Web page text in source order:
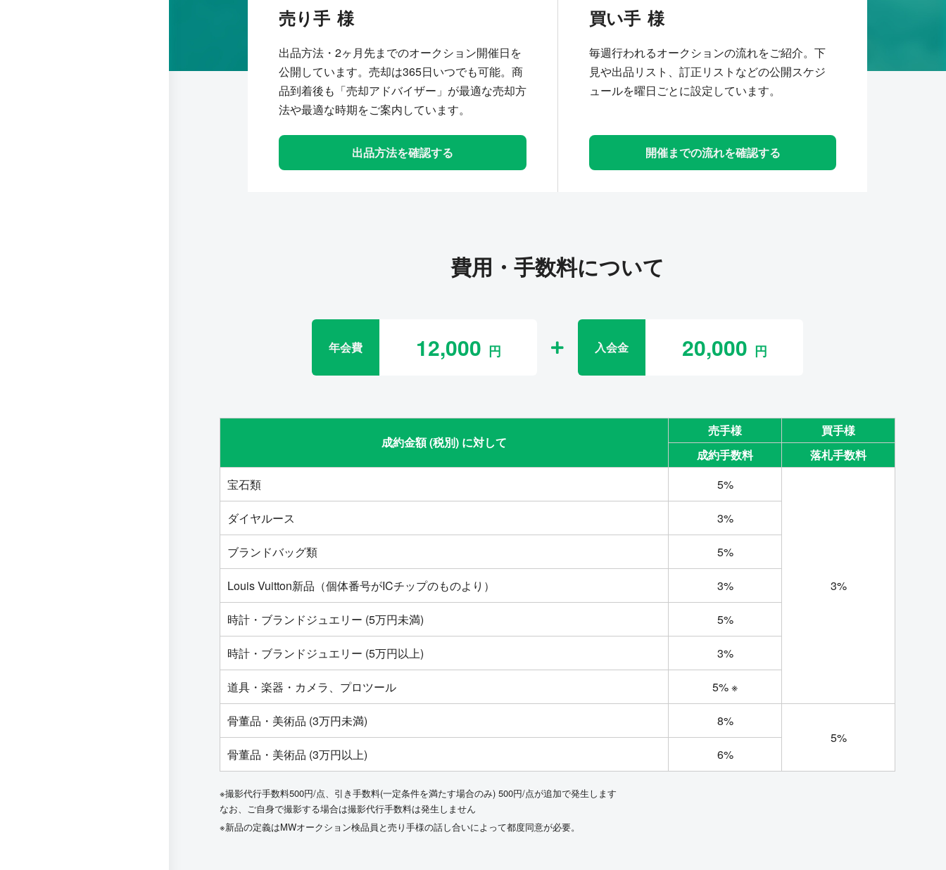
売り手
出品方法・2ヶ月先までのオークション開催日を
公開しています。売却は365日いつでも可能。商
品到着後も「売却アドバイザー」が最適な売却方
法や最適な時期をご案内しています。
出品方法を確認する
買い手
毎週行われるオークションの流れをご紹介。下
見や出品リスト、訂正リストなどの公開スケジ
ュールを曜日ごとに設定しています。
開催までの流れを確認する
費用・手数料について
年会費 12,000 入会金 20,000
成約金額 (税別) に対して
売手様
買手様
成約手数料
落札手数料
宝石類
5%
3%
ダイヤルース 3%
ブランドバッグ類 5%
Louis Vuitton新品（個体番号がICチップのものより） 3%
時計・ブランドジュエリー (5万円未満) 5%
時計・ブランドジュエリー (5万円以上) 3%
道具・楽器・カメラ、プロツール 5% ※
骨董品・美術品 (3万円未満)
8%
5%
骨董品・美術品 (3万円以上)
6%
※撮影代行手数料500円/点、引き手数料(一定条件を満たす場合のみ) 500円/点が追加で発生します
なお、ご自身で撮影する場合は撮影代行手数料は発生しません
※新品の定義はMWオークション検品員と売り手様の話し合いによって都度同意が必要。